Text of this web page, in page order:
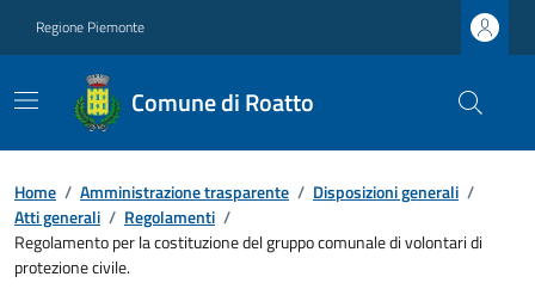
Regione Piemonte
Comune di Roatto
Home / Amministrazione trasparente / Disposizioni generali /
Atti generali / Regolamenti /
Regolamento per la costituzione del gruppo comunale di volontari di
protezione civile.